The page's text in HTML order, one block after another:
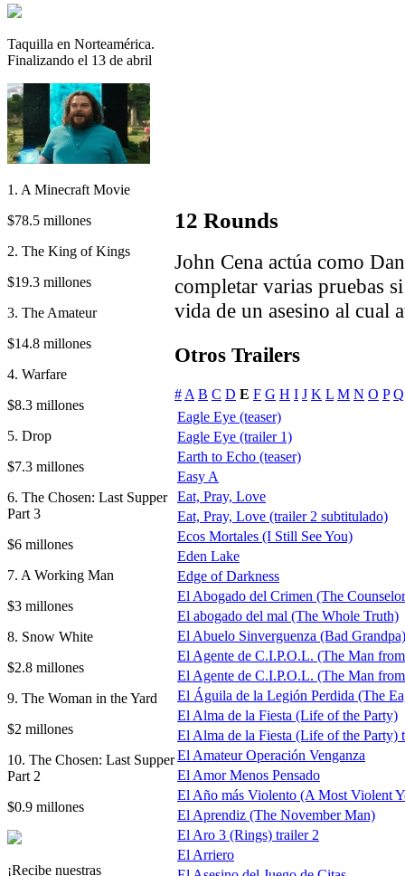
Taquilla en Norteamérica.
Finalizando el 13 de abril
1. A Minecraft Movie
$78.5 millones
2. The King of Kings
$19.3 millones
3. The Amateur
$14.8 millones
4. Warfare
$8.3 millones
5. Drop
$7.3 millones
6. The Chosen: Last Supper
Part 3
$6 millones
7. A Working Man
$3 millones
8. Snow White
$2.8 millones
9. The Woman in the Yard
$2 millones
10. The Chosen: Last Supper
Part 2
$0.9 millones
¡Recibe nuestras
12 Rounds
John Cena actúa como
completar varias pruebas
vida de un asesino al cual
Otros Trailers
# A B C D E F G H I J K L M N O P Q
Eagle Eye (teaser)
Eagle Eye (trailer 1)
Earth to Echo (teaser)
Easy A
Eat, Pray, Love
Eat, Pray, Love (trailer 2 subtitulado)
Ecos Mortales (I Still See You)
Eden Lake
Edge of Darkness
El Abogado del Crimen (The
El abogado del mal (The Whole Truth)
El Abuelo Sinverguenza (Bad Grandpa)
El Agente de C.I.P.O.L. (The Man
El Agente de C.I.P.O.L. (The Man
El Águila de la Legión Perdida (The
El Alma de la Fiesta (Life of the Party)
El Alma de la Fiesta (Life of the Party)
El Amateur Operación Venganza
El Amor Menos Pensado
El Año más Violento (A Most Violent
El Aprendiz (The November Man)
El Aro 3 (Rings) trailer 2
El Arriero